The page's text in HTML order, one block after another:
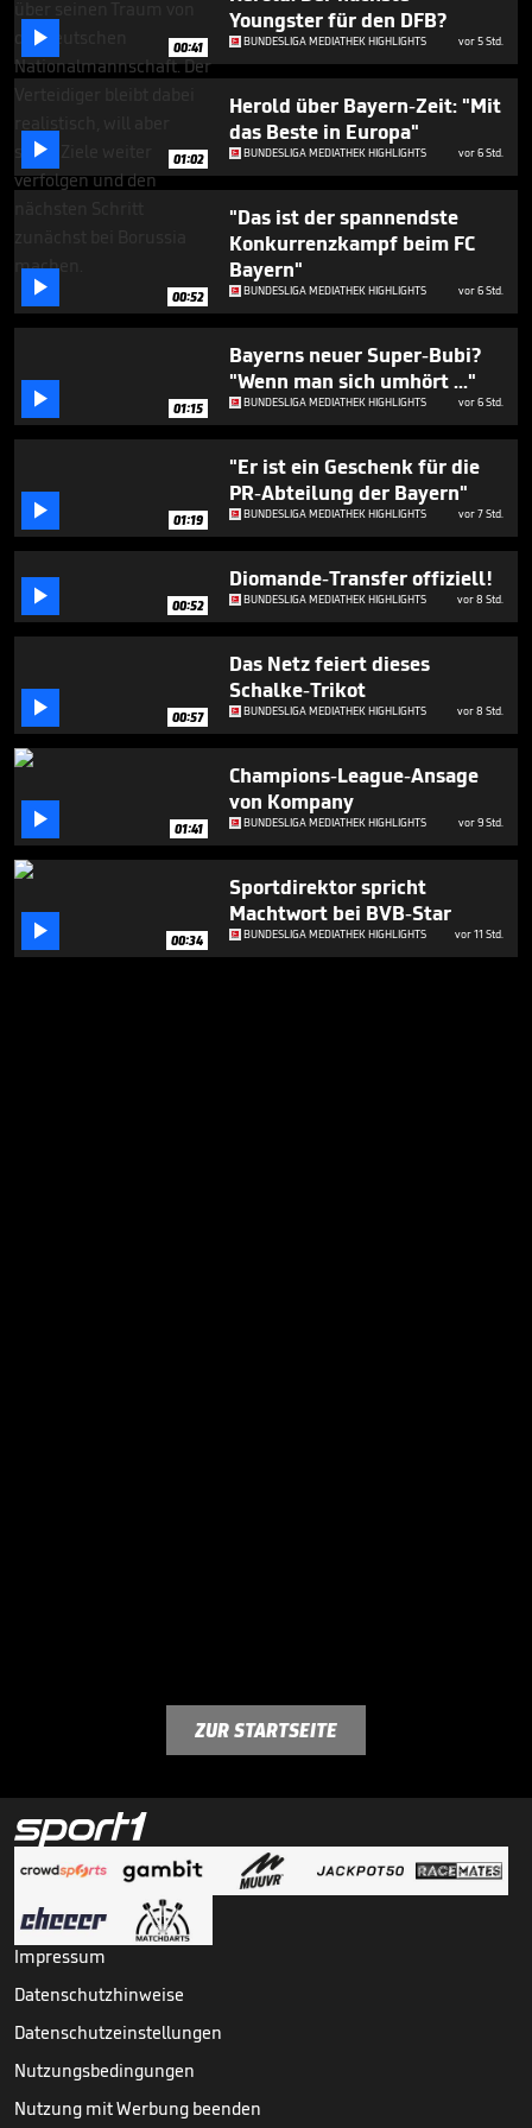
 00:41
Youngster für den DFB?
BUNDESLIGA MEDIATHEK HIGHLIGHTS vor 5 Std.
 01:02
Herold über Bayern-Zeit: "Mit
das Beste in Europa"
BUNDESLIGA MEDIATHEK HIGHLIGHTS vor 6 Std.
 00:52
"Das ist der spannendste
Konkurrenzkampf beim FC
Bayern"
BUNDESLIGA MEDIATHEK HIGHLIGHTS vor 6 Std.
 01:15
Bayerns neuer Super-Bubi?
"Wenn man sich umhört ..."
BUNDESLIGA MEDIATHEK HIGHLIGHTS vor 6 Std.
 01:19
"Er ist ein Geschenk für die
PR-Abteilung der Bayern"
BUNDESLIGA MEDIATHEK HIGHLIGHTS vor 7 Std.
 00:52
Diomande-Transfer offiziell!
BUNDESLIGA MEDIATHEK HIGHLIGHTS vor 8 Std.
 00:57
Das Netz feiert dieses
Schalke-Trikot
BUNDESLIGA MEDIATHEK HIGHLIGHTS vor 8 Std.
 01:41
Champions-League-Ansage
von Kompany
BUNDESLIGA MEDIATHEK HIGHLIGHTS vor 9 Std.
 00:34
Sportdirektor spricht
Machtwort bei BVB-Star
BUNDESLIGA MEDIATHEK HIGHLIGHTS vor 11 Std.
ZUR STARTSEITE
Impressum
Datenschutzhinweise
Datenschutzeinstellungen
Nutzungsbedingungen
Nutzung mit Werbung beenden